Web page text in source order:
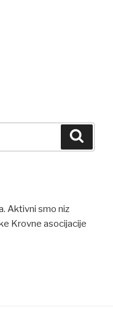
Aktivni smo niz
Krovne asocijacije